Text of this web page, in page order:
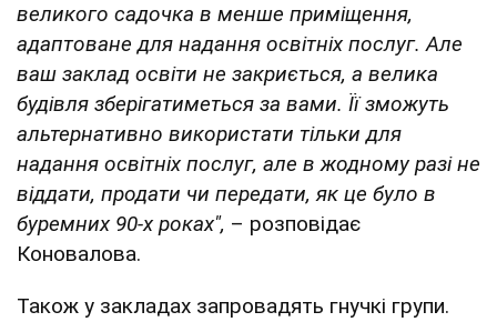
великого садочка в менше приміщення,
адаптоване для надання освітніх послуг. Але
ваш заклад освіти не закриється, а велика
будівля зберігатиметься за вами. Її зможуть
альтернативно використати тільки для
надання освітніх послуг, але в жодному разі не
віддати, продати чи передати, як це було в
буремних 90-х роках", – розповідає
Коновалова.
Також у закладах запровадять гнучкі групи.